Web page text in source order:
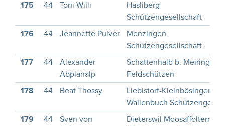
175
44 Toni Willi
Hasliberg
Schützengesellschaft
176
44 Jeannette Pulver
Menzingen
Schützengesellschaft
177
44
Alexander
Abplanalp
Schattenhalb b. Meiringen
Feldschützen
178
44 Beat Thossy
Liebistorf-Kleinbösingen-
Wallenbuch Schützenges.
179
44
Sven von
Dieterswil Moosaffoltern